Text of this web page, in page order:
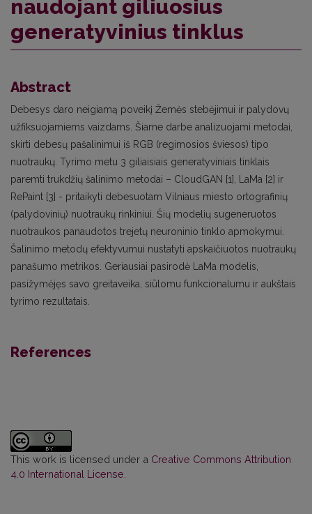
naudojant giliuosius
generatyvinius tinklus
Abstract
Debesys daro neigiamą poveikį Žemės stebėjimui ir palydovų
užfiksuojamiems vaizdams. Šiame darbe analizuojami metodai,
skirti debesų pašalinimui iš RGB (regimosios šviesos) tipo
nuotraukų. Tyrimo metu 3 giliaisiais generatyviniais tinklais
paremti trukdžių šalinimo metodai – CloudGAN [1], LaMa [2] ir
RePaint [3] - pritaikyti debesuotam Vilniaus miesto ortografinių
(palydovinių) nuotraukų rinkiniui. Šių modelių sugeneruotos
nuotraukos panaudotos trejetų neuroninio tinklo apmokymui.
Šalinimo metodų efektyvumui nustatyti apskaičiuotos nuotraukų
panašumo metrikos. Geriausiai pasirodė LaMa modelis,
pasižymėjęs savo greitaveika, siūlomu funkcionalumu ir aukštais
tyrimo rezultatais.
References
This work is licensed under a Creative Commons Attribution
4.0 International License.